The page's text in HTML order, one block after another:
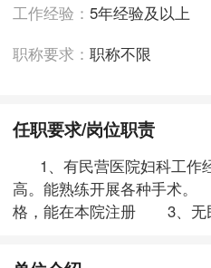
工作经验：5年经验及以上
职称要求：职称不限
任职要求/岗位职责
1、有民营医院妇科工作
高。能熟练开展各种手术
格，能在本院注册 3、无